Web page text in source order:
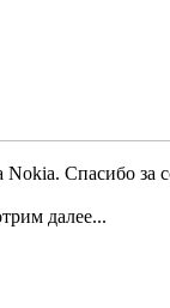
Nokia. Спасибо за
далее...